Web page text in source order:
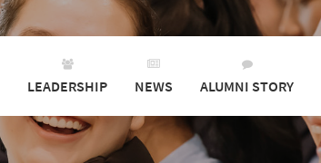
LEADERSHIP NEWS ALUMNI STORY